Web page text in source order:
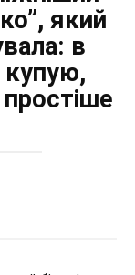
який
в
купую,